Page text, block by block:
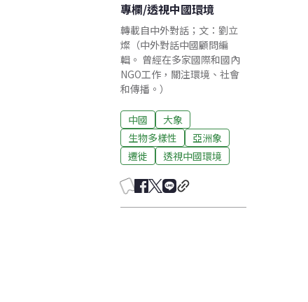
專欄/透視中國環境
轉載自中外對話；文：劉立
燦（中外對話中國顧問編
輯。 曾經在多家國際和國內
NGO工作，關注環境、社會
和傳播。）
中國
大象
生物多樣性
亞洲象
遷徙
透視中國環境